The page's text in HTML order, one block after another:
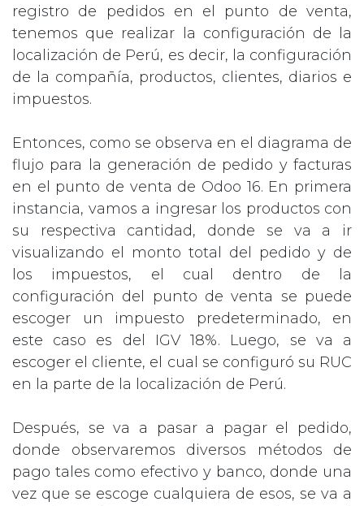
registro de pedidos en el punto de venta,
tenemos que realizar la configuración de la
localización de Perú, es decir, la configuración
de la compañía, productos, clientes, diarios e
impuestos.
Entonces, como se observa en el diagrama de
flujo para la generación de pedido y facturas
en el punto de venta de Odoo 16. En primera
instancia, vamos a ingresar los productos con
su respectiva cantidad, donde se va a ir
visualizando el monto total del pedido y de
los impuestos, el cual dentro de la
configuración del punto de venta se puede
escoger un impuesto predeterminado, en
este caso es del IGV 18%. Luego, se va a
escoger el cliente, el cual se configuró su RUC
en la parte de la localización de Perú.
Después, se va a pasar a pagar el pedido,
donde observaremos diversos métodos de
pago tales como efectivo y banco, donde una
vez que se escoge cualquiera de esos, se va a